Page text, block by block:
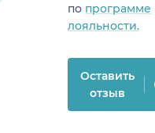
по программе
лояльности.
Оставить
отзыв